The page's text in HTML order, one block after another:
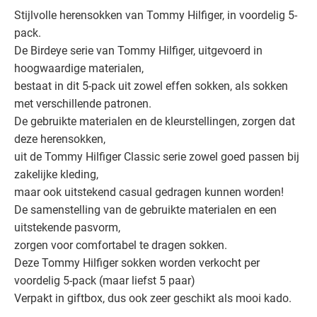
Stijlvolle herensokken van Tommy Hilfiger, in voordelig 5-
pack.
De Birdeye serie van Tommy Hilfiger, uitgevoerd in
hoogwaardige materialen,
bestaat in dit 5-pack uit zowel effen sokken, als sokken
met verschillende patronen.
De gebruikte materialen en de kleurstellingen, zorgen dat
deze herensokken,
uit de Tommy Hilfiger Classic serie zowel goed passen bij
zakelijke kleding,
maar ook uitstekend casual gedragen kunnen worden!
De samenstelling van de gebruikte materialen en een
uitstekende pasvorm,
zorgen voor comfortabel te dragen sokken.
Deze Tommy Hilfiger sokken worden verkocht per
voordelig 5-pack (maar liefst 5 paar)
Verpakt in giftbox, dus ook zeer geschikt als mooi kado.